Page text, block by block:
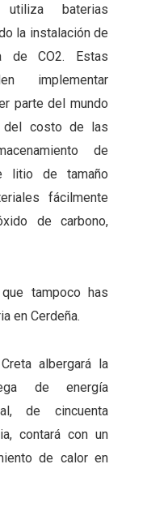
utiliza baterias
la instalación de
de CO2. Estas
implementar
parte del mundo
costo de las
de
litio de tamaño
fácilmente
de carbono,
tampoco has
en Cerdeña.
albergará la
de energía
de cincuenta
contará con un
de calor en